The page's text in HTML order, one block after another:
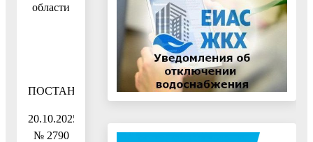
области
ПОСТАНОВЛЕНИЕ
20.10.2025
№ 2790